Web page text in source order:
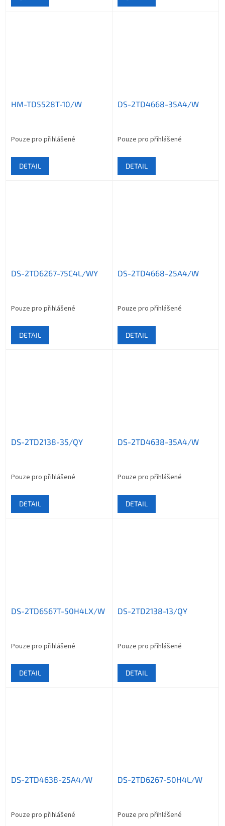
HM-TD5528T-10/W
Pouze pro přihlášené
DETAIL
DS-2TD4668-35A4/W
Pouze pro přihlášené
DETAIL
DS-2TD6267-75C4L/WY
Pouze pro přihlášené
DETAIL
DS-2TD4668-25A4/W
Pouze pro přihlášené
DETAIL
DS-2TD2138-35/QY
Pouze pro přihlášené
DETAIL
DS-2TD4638-35A4/W
Pouze pro přihlášené
DETAIL
DS-2TD6567T-50H4LX/W
Pouze pro přihlášené
DETAIL
DS-2TD2138-13/QY
Pouze pro přihlášené
DETAIL
DS-2TD4638-25A4/W
Pouze pro přihlášené
DS-2TD6267-50H4L/W
Pouze pro přihlášené